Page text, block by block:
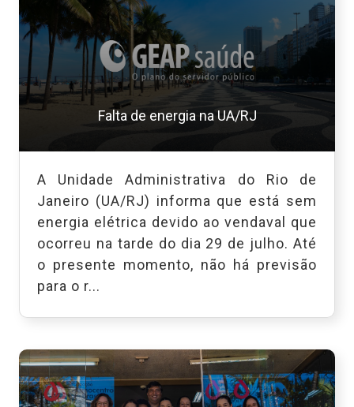
Falta de energia na UA/RJ
A Unidade Administrativa do Rio de
Janeiro (UA/RJ) informa que está sem
energia elétrica devido ao vendaval que
ocorreu na tarde do dia 29 de julho. Até
o presente momento, não há previsão
para o r...